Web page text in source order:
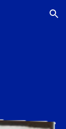
Skip to navigation